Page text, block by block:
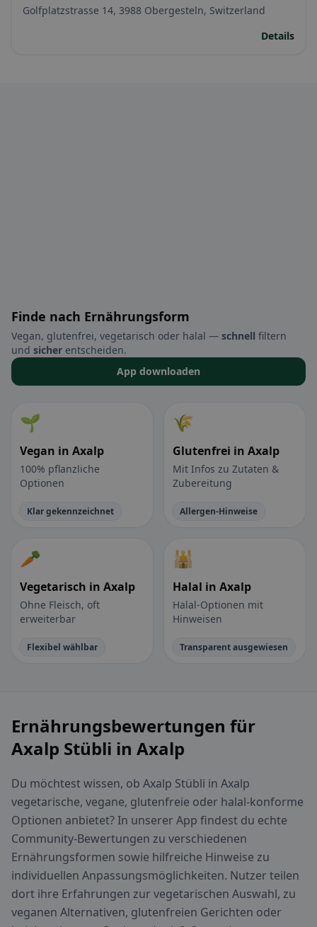
Golfplatzstrasse 14, 3988 Obergesteln, Switzerland
Details
Finde nach Ernährungsform
Vegan, glutenfrei, vegetarisch oder halal — schnell filtern
und sicher entscheiden.
App downloaden
🌱
Vegan in Axalp
100% pflanzliche
Optionen
Klar gekennzeichnet
🌾
Glutenfrei in Axalp
Mit Infos zu Zutaten &
Zubereitung
Allergen-Hinweise
🥕
Vegetarisch in Axalp
Ohne Fleisch, oft
erweiterbar
Flexibel wählbar
🕌
Halal in Axalp
Halal-Optionen mit
Hinweisen
Transparent ausgewiesen
Ernährungsbewertungen für
Axalp Stübli in Axalp
Du möchtest wissen, ob Axalp Stübli in Axalp
vegetarische, vegane, glutenfreie oder halal-konforme
Optionen anbietet? In unserer App findest du echte
Community-Bewertungen zu verschiedenen
Ernährungsformen sowie hilfreiche Hinweise zu
individuellen Anpassungsmöglichkeiten. Nutzer teilen
dort ihre Erfahrungen zur vegetarischen Auswahl, zu
veganen Alternativen, glutenfreien Gerichten oder